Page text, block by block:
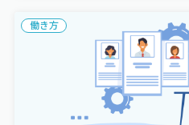
働き方